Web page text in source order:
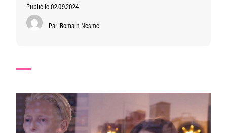
Publié le 02.09.2024
Par Romain Nesme